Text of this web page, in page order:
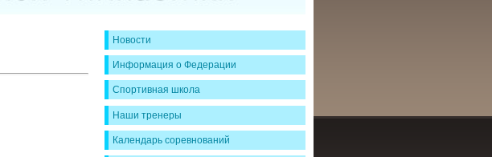
Новости
Информация о Федерации
Спортивная школа
Наши тренеры
Календарь соревнований